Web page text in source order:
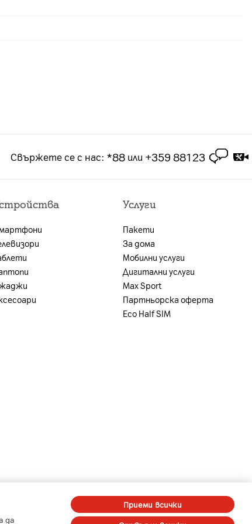
избрания план.
като се предплащат заедно с
Свържете се с нас: *88 или +359 88123
Услуги
Пакети
За дома
Мобилни услуги
Дигитални услуги
Max Sport
Партньорска оферта
Eco Half SIM
Member of A1 Group
да
Приеми всички